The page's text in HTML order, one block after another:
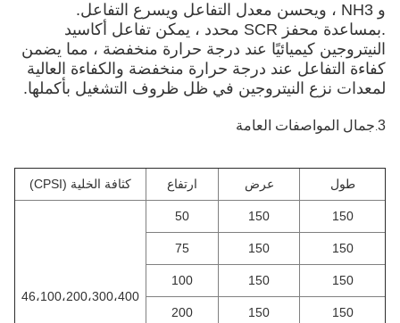
و NH3 ، ويحسن معدل التفاعل ويسرع التفاعل.
.بمساعدة محفز SCR محدد ، يمكن تفاعل أكاسيد
النيتروجين كيميائيًا عند درجة حرارة منخفضة ، مما يضمن
كفاءة التفاعل عند درجة حرارة منخفضة والكفاءة العالية
لمعدات نزع النيتروجين في ظل ظروف التشغيل بأكملها.
3
.جمال المواصفات العامة
طول عرض ارتفاع كثافة الخلية (CPSI)
150
150
50
46،100،200،300،400
150
150
75
150
150
100
150
150
200